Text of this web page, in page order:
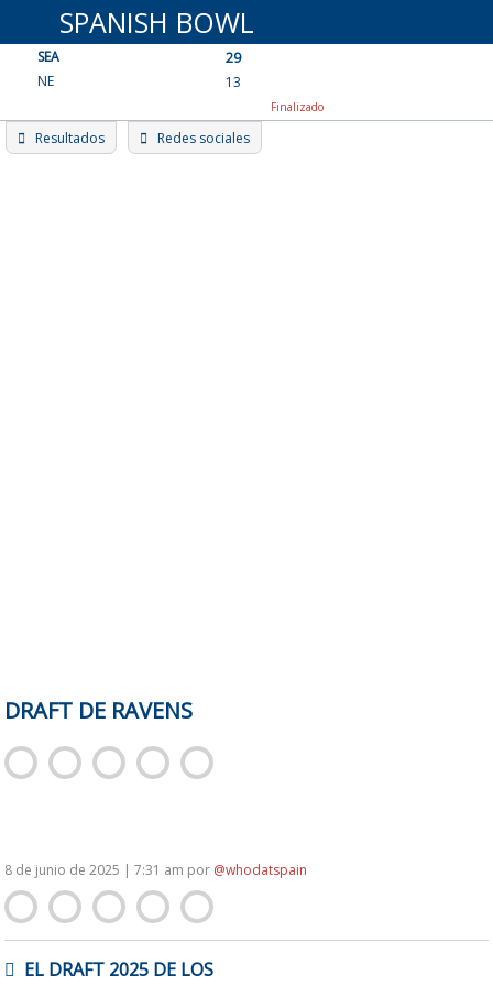
content
SPANISH BOWL
SEA
29
NE
13
Finalizado
Resultados Redes sociales
DRAFT DE RAVENS
8 de junio de 2025 | 7:31 am por @whodatspain
DEEL DRAFT 2025 DE LOS